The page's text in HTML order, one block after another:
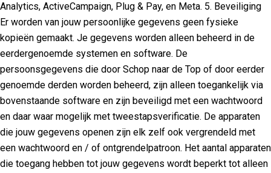
Analytics, ActiveCampaign, Plug & Pay, en Meta. 5. Beveiliging
Er worden van jouw persoonlijke gegevens geen fysieke
kopieën gemaakt. Je gegevens worden alleen beheerd in de
eerdergenoemde systemen en software. De
persoonsgegevens die door Schop naar de Top of door eerder
genoemde derden worden beheerd, zijn alleen toegankelijk via
bovenstaande software en zijn beveiligd met een wachtwoord
en daar waar mogelijk met tweestapsverificatie. De apparaten
die jouw gegevens openen zijn elk zelf ook vergrendeld met
een wachtwoord en / of ontgrendelpatroon. Het aantal apparaten
die toegang hebben tot jouw gegevens wordt beperkt tot alleen